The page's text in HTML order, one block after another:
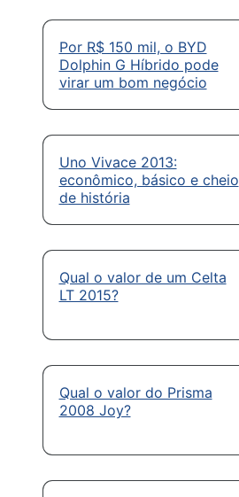
Por R$ 150 mil, o BYD
Dolphin G Híbrido pode
virar um bom negócio
Uno Vivace 2013:
econômico, básico e cheio
de história
Qual o valor de um Celta
LT 2015?
Qual o valor do Prisma
2008 Joy?